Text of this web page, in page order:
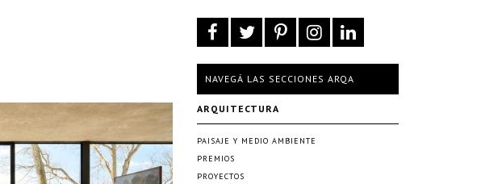
NAVEGÁ LAS SECCIONES ARQA
ARQUITECTURA
PAISAJE Y MEDIO AMBIENTE
PREMIOS
PROYECTOS